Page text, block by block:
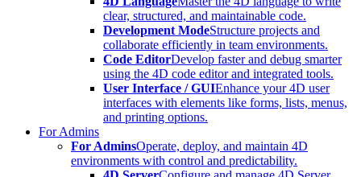
clear, structured, and maintainable code.
Development ModeStructure projects and
collaborate efficiently in team environments.
Code EditorDevelop faster and debug smarter
using the 4D code editor and integrated tools.
User Interface / GUIEnhance your 4D user
interfaces with elements like forms, lists, menus,
and printing options.
For Admins
For AdminsOperate, deploy, and maintain 4D
environments with control and predictability.